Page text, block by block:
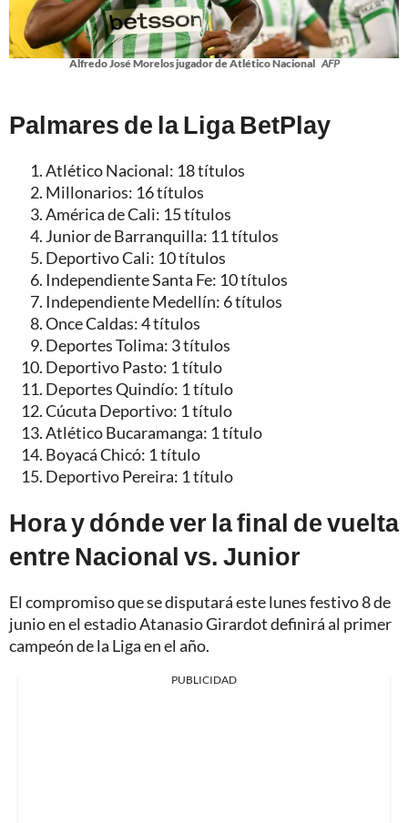
Alfredo José Morelos jugador de Atlético Nacional AFP
Palmares de la Liga BetPlay
Atlético Nacional: 18 títulos
Millonarios: 16 títulos
América de Cali: 15 títulos
Junior de Barranquilla: 11 títulos
Deportivo Cali: 10 títulos
Independiente Santa Fe: 10 títulos
Independiente Medellín: 6 títulos
Once Caldas: 4 títulos
Deportes Tolima: 3 títulos
Deportivo Pasto: 1 título
Deportes Quindío: 1 título
Cúcuta Deportivo: 1 título
Atlético Bucaramanga: 1 título
Boyacá Chicó: 1 título
Deportivo Pereira: 1 título
Hora y dónde ver la final de vuelta
entre Nacional vs. Junior
El compromiso que se disputará este lunes festivo 8 de
junio en el estadio Atanasio Girardot definirá al primer
campeón de la Liga en el año.
PUBLICIDAD